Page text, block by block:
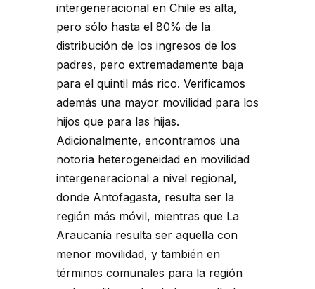
intergeneracional en Chile es alta,
pero sólo hasta el 80% de la
distribución de los ingresos de los
padres, pero extremadamente baja
para el quintil más rico. Verificamos
además una mayor movilidad para los
hijos que para las hijas.
Adicionalmente, encontramos una
notoria heterogeneidad en movilidad
intergeneracional a nivel regional,
donde Antofagasta, resulta ser la
región más móvil, mientras que La
Araucanía resulta ser aquella con
menor movilidad, y también en
términos comunales para la región